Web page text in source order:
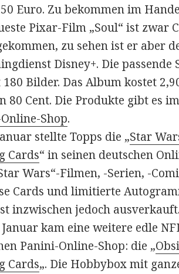
Euro. Zu bekommen im
Pixar-Film „Soul“ ist zwar
zu sehen ist er aber
Disney+. Die
Bilder. Das Album kostet
80 Cent. Die Produkte gibt es
Shop.
stellte Topps die „Star
Cards“ in seinen deutschen
Wars“-Filmen, -Serien, -
Cards und limitierte
inzwischen jedoch ausverkauft.
Januar kam eine weitere edle
Panini-Online-Shop: die „
Cards„. Die Hobbybox mit